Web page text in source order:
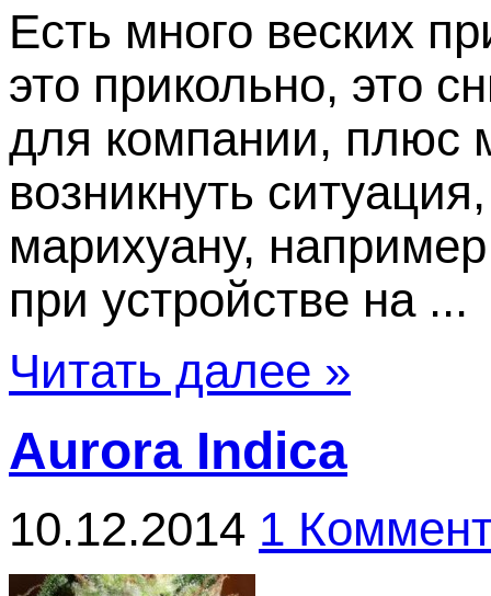
Есть много веских
это прикольно, это
для компании, плюс
возникнуть
марихуану,
при устройстве на ...
Читать далее »
Aurora Indica
10.12.2014 1